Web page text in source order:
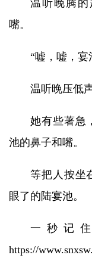
温听晚腾
嘴。
“嘘，嘘，宴
温听晚压低
她有些著急
池的鼻子和嘴。
等把人按坐
眼了的陆宴池。
一秒记
https://